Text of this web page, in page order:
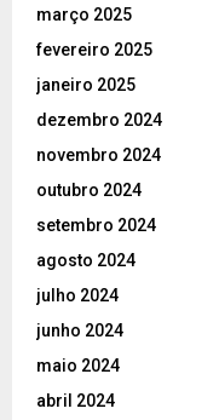
março 2025
fevereiro 2025
janeiro 2025
dezembro 2024
novembro 2024
outubro 2024
setembro 2024
agosto 2024
julho 2024
junho 2024
maio 2024
abril 2024